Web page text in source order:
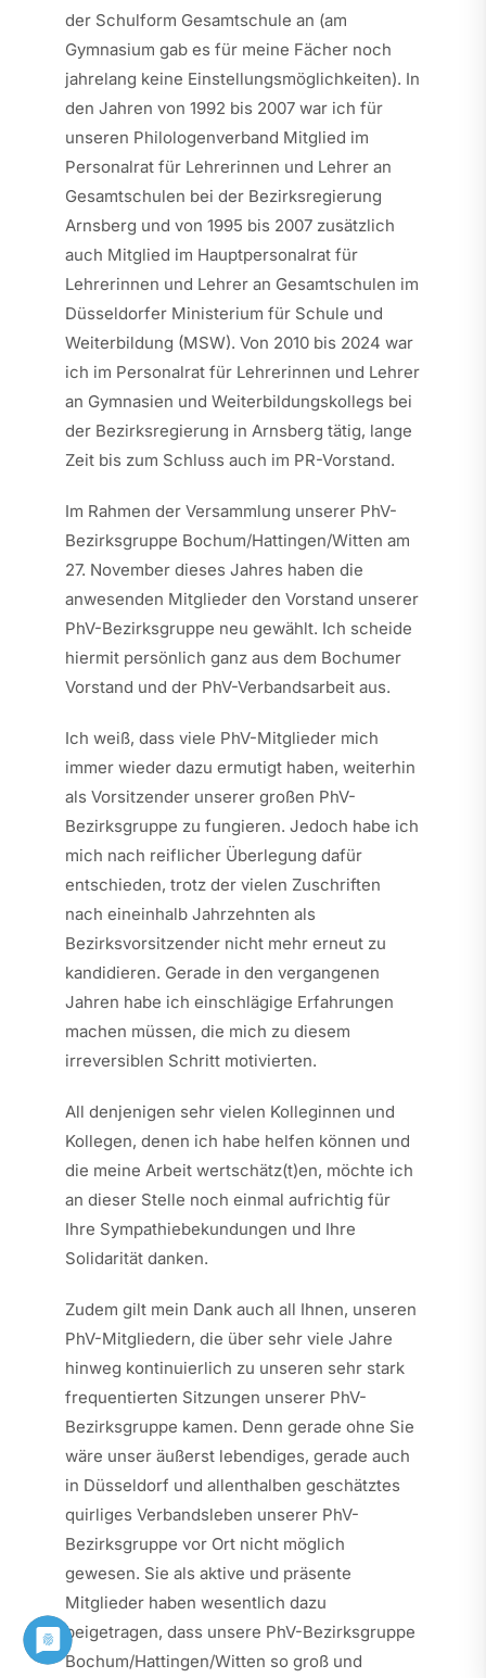
der Schulform Gesamtschule an (am
Gymnasium gab es für meine Fächer noch
jahrelang keine Einstellungsmöglichkeiten). In
den Jahren von 1992 bis 2007 war ich für
unseren Philologenverband Mitglied im
Personalrat für Lehrerinnen und Lehrer an
Gesamtschulen bei der Bezirksregierung
Arnsberg und von 1995 bis 2007 zusätzlich
auch Mitglied im Hauptpersonalrat für
Lehrerinnen und Lehrer an Gesamtschulen im
Düsseldorfer Ministerium für Schule und
Weiterbildung (MSW). Von 2010 bis 2024 war
ich im Personalrat für Lehrerinnen und Lehrer
an Gymnasien und Weiterbildungskollegs bei
der Bezirksregierung in Arnsberg tätig, lange
Zeit bis zum Schluss auch im PR-Vorstand.
Im Rahmen der Versammlung unserer PhV-
Bezirksgruppe Bochum/Hattingen/Witten am
27. November dieses Jahres haben die
anwesenden Mitglieder den Vorstand unserer
PhV-Bezirksgruppe neu gewählt. Ich scheide
hiermit persönlich ganz aus dem Bochumer
Vorstand und der PhV-Verbandsarbeit aus.
Ich weiß, dass viele PhV-Mitglieder mich
immer wieder dazu ermutigt haben, weiterhin
als Vorsitzender unserer großen PhV-
Bezirksgruppe zu fungieren. Jedoch habe ich
mich nach reiflicher Überlegung dafür
entschieden, trotz der vielen Zuschriften
nach eineinhalb Jahrzehnten als
Bezirksvorsitzender nicht mehr erneut zu
kandidieren. Gerade in den vergangenen
Jahren habe ich einschlägige Erfahrungen
machen müssen, die mich zu diesem
irreversiblen Schritt motivierten.
All denjenigen sehr vielen Kolleginnen und
Kollegen, denen ich habe helfen können und
die meine Arbeit wertschätz(t)en, möchte ich
an dieser Stelle noch einmal aufrichtig für
Ihre Sympathiebekundungen und Ihre
Solidarität danken.
Zudem gilt mein Dank auch all Ihnen, unseren
PhV-Mitgliedern, die über sehr viele Jahre
hinweg kontinuierlich zu unseren sehr stark
frequentierten Sitzungen unserer PhV-
Bezirksgruppe kamen. Denn gerade ohne Sie
wäre unser äußerst lebendiges, gerade auch
in Düsseldorf und allenthalben geschätztes
quirliges Verbandsleben unserer PhV-
Bezirksgruppe vor Ort nicht möglich
gewesen. Sie als aktive und präsente
Mitglieder haben wesentlich dazu
beigetragen, dass unsere PhV-Bezirksgruppe
Bochum/Hattingen/Witten so groß und